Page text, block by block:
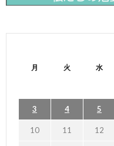
月 火 水
3 4 5
10 11 12